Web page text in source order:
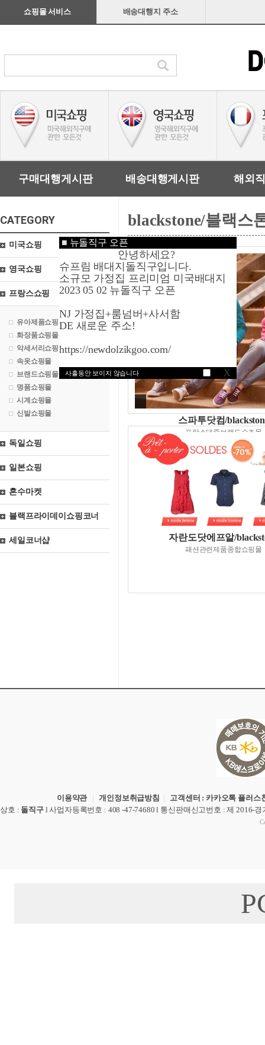
■ 뉴돌직구 오픈
안녕하세요?
슈프림 배대지돌직구입니다.
소규모 가정집 프리미엄 미국배대지
2023 05 02 뉴돌직구 오픈
NJ 가정집+룸넘버+사서함
DE 새로운 주소!
https://newdolzikgoo.com/
사흘동안 보이지 않습니다 X
쇼핑몰 서비스 배송대행지 주소
구매대행게시판 배송대행게시판 해외
CATEGORY
미국쇼핑
영국쇼핑
프랑스쇼핑
유아제품쇼핑몰
화장품쇼핑몰
악세서리쇼핑몰
속옷쇼핑몰
브랜드쇼핑몰
명품쇼핑몰
시계쇼핑몰
신발쇼핑몰
독일쇼핑
일본쇼핑
혼수마켓
블랙프라이데이쇼핑코너
세일코너샵
blackstone/블랙스
스파투닷컴/
프랑스대중브랜드슈즈몰
자란도닷에프알/
패션관련제품종합쇼핑몰
이용약관 |개인정보취급방침 | 고객센터 : 카카오톡 플러스
상호 : 돌직구 l사업자등록번호 : 408 -47-74680 l 통신판매신고번호 : 제 2016-